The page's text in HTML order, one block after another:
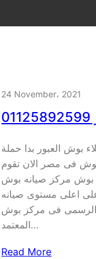
24 November، 2021
بوش العبور بدا حملة
فى مصر الان تقوم
بوش مركز صيانه بوش
على اعلى مستوى صيانه
فى مركز بوش
المعتمد…
Read More